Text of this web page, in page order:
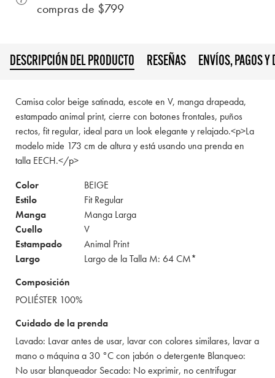
compras de $799
DESCRIPCIÓN DEL PRODUCTO RESEÑAS ENVÍOS, PAGOS Y
Camisa color beige satinada, escote en V, manga drapeada,
estampado animal print, cierre con botones frontales, puños
rectos, fit regular, ideal para un look elegante y relajado.<p>La
modelo mide 173 cm de altura y está usando una prenda en
talla EECH.</p>
Color
BEIGE
Estilo
Fit Regular
Manga
Manga Larga
Cuello
V
Estampado
Animal Print
Largo
Largo de la Talla M: 64 CM*
Composición
POLIÉSTER 100%
Cuidado de la prenda
Lavado: Lavar antes de usar, lavar con colores similares, lavar a
mano o máquina a 30 °C con jabón o detergente Blanqueo:
No usar blanqueador Secado: No exprimir, no centrifugar